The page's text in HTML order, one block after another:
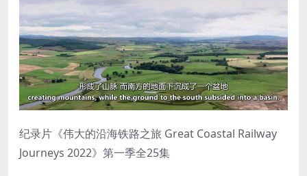
纪录片《伟大的沿海铁路之旅 Great Coastal Railway
Journeys 2022》第一季全25集